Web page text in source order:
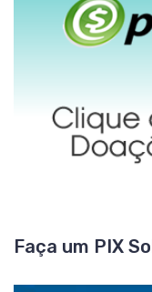
Faça um PIX